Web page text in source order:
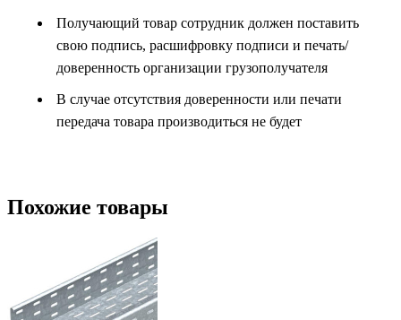
Получающий товар сотрудник должен поставить
свою подпись, расшифровку подписи и печать/
доверенность организации грузополучателя
В случае отсутствия доверенности или печати
передача товара производиться не будет
Похожие товары